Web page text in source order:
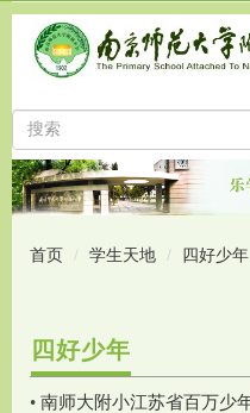
首页 学生天地 四好少年
四好少年
•